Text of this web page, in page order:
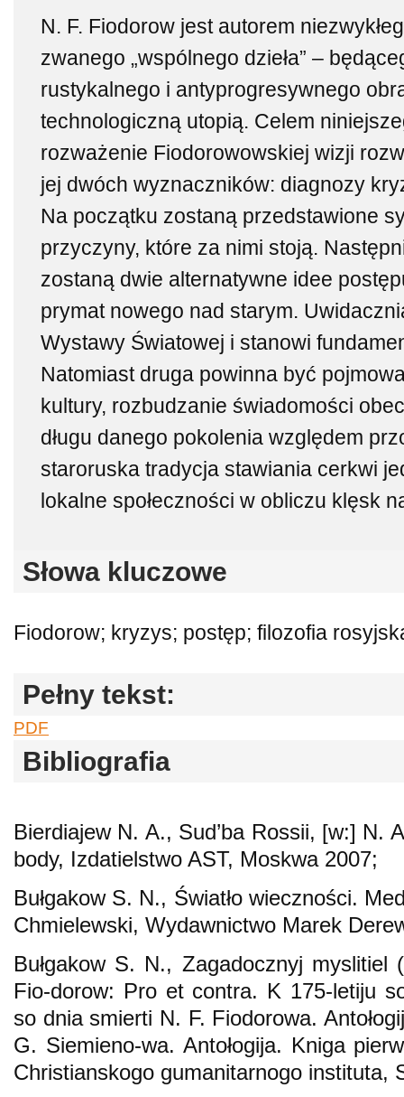
N. F. Fiodorow jest autorem
zwanego „wspólnego dzieła” –
rustykalnego i antyprogresywnego
technologiczną utopią. Celem
rozważenie Fiodorowowskiej wizji
jej dwóch wyznaczników: diagnozy
Na początku zostaną przedstawione
przyczyny, które za nimi stoją.
zostaną dwie alternatywne idee
prymat nowego nad starym.
Wystawy Światowej i stanowi
Natomiast druga powinna być
kultury, rozbudzanie świadomości
długu danego pokolenia względem
staroruska tradycja stawiania cerkwi
lokalne społeczności w obliczu klęsk
Słowa kluczowe
Fiodorow; kryzys; postęp; filozofia
Pełny tekst:
PDF
Bibliografia
Bierdiajew N. A., Sud’ba Rossii, [w:] N.
body, Izdatielstwo AST, Moskwa 2007;
Bułgakow S. N., Światło wieczności.
Chmielewski, Wydawnictwo Marek
Bułgakow S. N., Zagadocznyj
Fio-dorow: Pro et contra. K 175-letiju
so dnia smierti N. F. Fiodorowa.
G. Siemieno-wa. Antołogija. Kniga
Christianskogo gumanitarnogo instituta,